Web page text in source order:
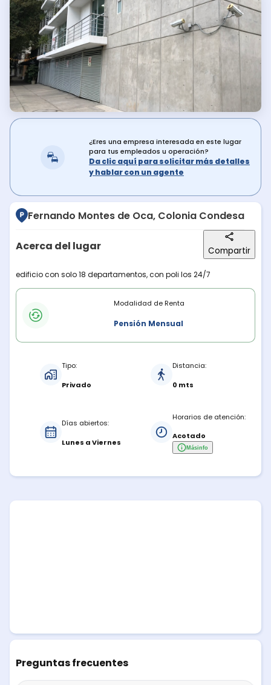
¿Eres una empresa interesada en este lugar
para tus empleados u operación?
Da clic aquí para solicitar más detalles
y hablar con un agente
Fernando Montes de Oca, Colonia Condesa
Acerca del lugar Compartir
Descripción del lugar
edificio con solo 18 departamentos, con poli los 24/7
Modalidades de rentaModalidad de Renta
Pensión Mensual
Tipo:
Privado
Distancia:
0 mts
Días abiertos:
Lunes a Viernes
Horarios de atención:
Acotado
Másinfo
Preguntas frecuentes